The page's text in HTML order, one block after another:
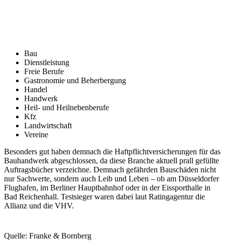
Bau
Dienstleistung
Freie Berufe
Gastronomie und Beherbergung
Handel
Handwerk
Heil- und Heilnebenberufe
Kfz
Landwirtschaft
Vereine
Besonders gut haben demnach die Haftpflichtversicherungen für das
Bauhandwerk abgeschlossen, da diese Branche aktuell prall gefüllte
Auftragsbücher verzeichne. Demnach gefährden Bauschäden nicht
nur Sachwerte, sondern auch Leib und Leben – ob am Düsseldorfer
Flughafen, im Berliner Hauptbahnhof oder in der Eissporthalle in
Bad Reichenhall. Testsieger waren dabei laut Ratingagentur die
Allianz und die VHV.
Quelle: Franke & Bornberg